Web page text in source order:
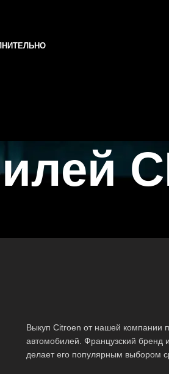
Выкуп Citroen от нашей компании
автомобилей. Французский бренд
делает его популярным выбором